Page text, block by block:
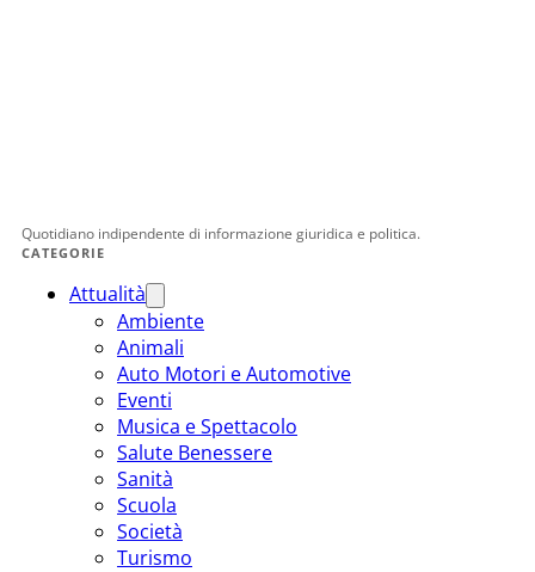
Quotidiano indipendente di informazione giuridica e politica.
CATEGORIE
Attualità
Ambiente
Animali
Auto Motori e Automotive
Eventi
Musica e Spettacolo
Salute Benessere
Sanità
Scuola
Società
Turismo